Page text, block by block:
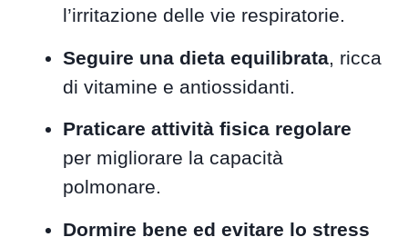
l’irritazione delle vie respiratorie.
Seguire una dieta equilibrata, ricca
di vitamine e antiossidanti.
Praticare attività fisica regolare
per migliorare la capacità
polmonare.
Dormire bene ed evitare lo stress